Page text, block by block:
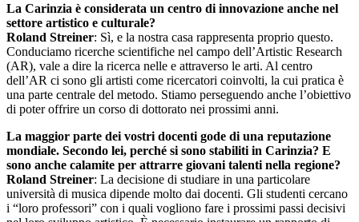
La Carinzia è considerata un centro di innovazione anche nel
settore artistico e culturale?
Roland Streiner: Sì, e la nostra casa rappresenta proprio questo.
Conduciamo ricerche scientifiche nel campo dell’Artistic Research
(AR), vale a dire la ricerca nelle e attraverso le arti. Al centro
dell’AR ci sono gli artisti come ricercatori coinvolti, la cui pratica è
una parte centrale del metodo. Stiamo perseguendo anche l’obiettivo
di poter offrire un corso di dottorato nei prossimi anni.
La maggior parte dei vostri docenti gode di una reputazione
mondiale. Secondo lei, perché si sono stabiliti in Carinzia? E
sono anche calamite per attrarre giovani talenti nella regione?
Roland Streiner: La decisione di studiare in una particolare
università di musica dipende molto dai docenti. Gli studenti cercano
i “loro professori” con i quali vogliono fare i prossimi passi decisivi